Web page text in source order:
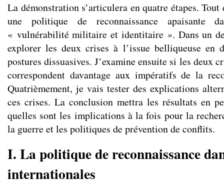
La démonstration s’articulera en quatre étapes.
une politique de reconnaissance apaisante
« vulnérabilité militaire et identitaire ». Dans un
explorer les deux crises à l’issue belliqueuse en
postures dissuasives. J’examine ensuite si les deux
correspondent davantage aux impératifs de la
Quatrièmement, je vais tester des explications
ces crises. La conclusion mettra les résultats en
quelles sont les implications à la fois pour la
la guerre et les politiques de prévention de conflits.
I. La politique de reconnaissance
internationales